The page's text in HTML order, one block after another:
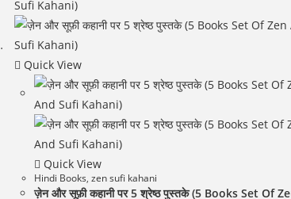
Quick View
Quick View
Hindi Books,zen sufi kahani
ज़ेन और सूफ़ी कहानी पर 5 श्रेष्ठ पुस्‍तके (5 Books Set Of